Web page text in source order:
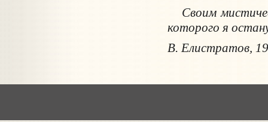
Своим
которого я
В. Елистратов,